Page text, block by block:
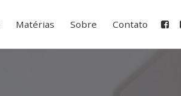
Matérias Sobre Contato